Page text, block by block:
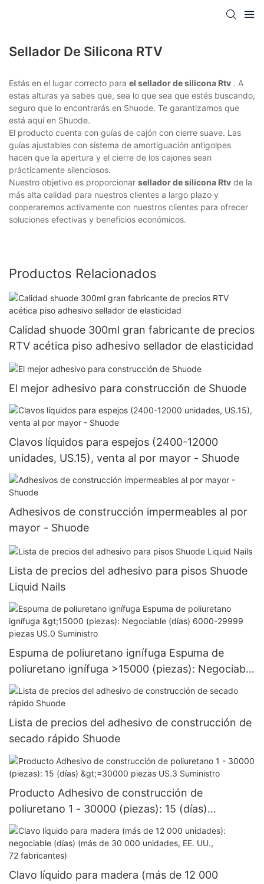
Sellador De Silicona RTV
Estás en el lugar correcto para el sellador de silicona Rtv . A
estas alturas ya sabes que, sea lo que sea que estés buscando,
seguro que lo encontrarás en Shuode. Te garantizamos que
está aquí en Shuode.
El producto cuenta con guías de cajón con cierre suave. Las
guías ajustables con sistema de amortiguación antigolpes
hacen que la apertura y el cierre de los cajones sean
prácticamente silenciosos.
Nuestro objetivo es proporcionar sellador de silicona Rtv de la
más alta calidad para nuestros clientes a largo plazo y
cooperaremos activamente con nuestros clientes para ofrecer
soluciones efectivas y beneficios económicos.
Productos Relacionados
Calidad shuode 300ml gran fabricante de precios
RTV acética piso adhesivo sellador de elasticidad
El mejor adhesivo para construcción de Shuode
Clavos líquidos para espejos (2400-12000
unidades, US.15), venta al por mayor - Shuode
Adhesivos de construcción impermeables al por
mayor - Shuode
Lista de precios del adhesivo para pisos Shuode
Liquid Nails
Espuma de poliuretano ignífuga Espuma de
poliuretano ignífuga >15000 (piezas): Negociable
(días) 6000-29999 piezas US.0 Suministro
Lista de precios del adhesivo de construcción de
secado rápido Shuode
Producto Adhesivo de construcción de
poliuretano 1 - 30000 (piezas): 15 (días)
>=30000 piezas US.3 Suministro
Clavo líquido para madera (más de 12 000